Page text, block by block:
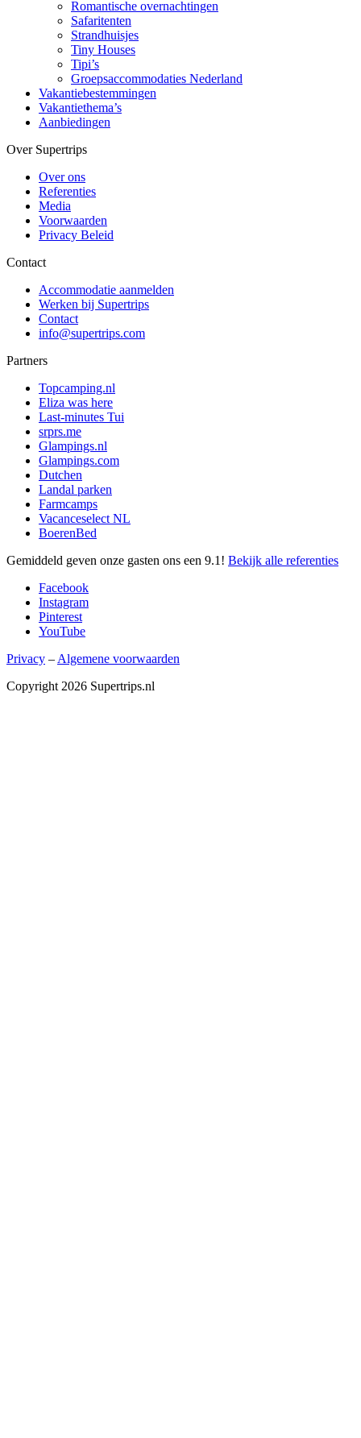
Romantische overnachtingen
Safaritenten
Strandhuisjes
Tiny Houses
Tipi’s
Groepsaccommodaties Nederland
Vakantiebestemmingen
Vakantiethema’s
Aanbiedingen
Over Supertrips
Over ons
Referenties
Media
Voorwaarden
Privacy Beleid
Contact
Accommodatie aanmelden
Werken bij Supertrips
Contact
info@supertrips.com
Partners
Topcamping.nl
Eliza was here
Last-minutes Tui
srprs.me
Glampings.nl
Glampings.com
Dutchen
Landal parken
Farmcamps
Vacanceselect NL
BoerenBed
Gemiddeld geven onze gasten ons een 9.1 ! Bekijk alle referenties
Facebook
Instagram
Pinterest
YouTube
Privacy – Algemene voorwaarden
Copyright 2026 Supertrips.nl